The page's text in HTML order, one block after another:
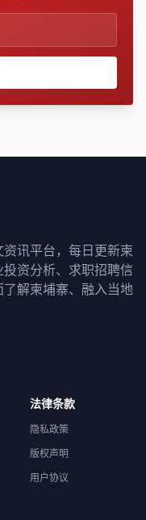
讯平台，每日更新柬
资分析、求职招聘信
解柬埔寨、融入当地
法律条款
隐私政策
版权声明
用户协议